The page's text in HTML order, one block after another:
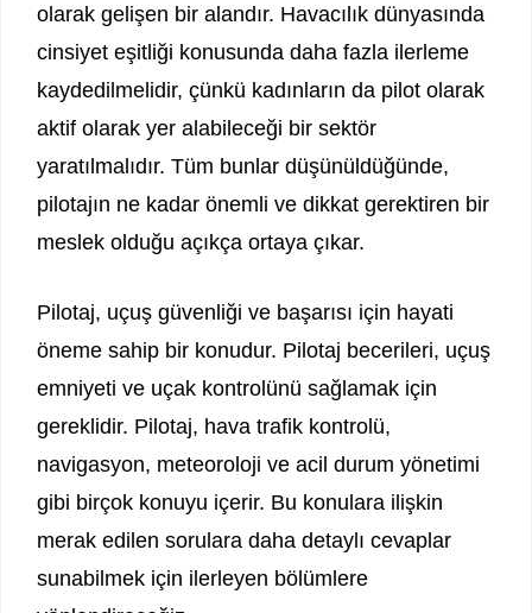
olarak gelişen bir alandır. Havacılık dünyasında
cinsiyet eşitliği konusunda daha fazla ilerleme
kaydedilmelidir, çünkü kadınların da pilot olarak
aktif olarak yer alabileceği bir sektör
yaratılmalıdır. Tüm bunlar düşünüldüğünde,
pilotajın ne kadar önemli ve dikkat gerektiren bir
meslek olduğu açıkça ortaya çıkar.
Pilotaj, uçuş güvenliği ve başarısı için hayati
öneme sahip bir konudur. Pilotaj becerileri, uçuş
emniyeti ve uçak kontrolünü sağlamak için
gereklidir. Pilotaj, hava trafik kontrolü,
navigasyon, meteoroloji ve acil durum yönetimi
gibi birçok konuyu içerir. Bu konulara ilişkin
merak edilen sorulara daha detaylı cevaplar
sunabilmek için ilerleyen bölümlere